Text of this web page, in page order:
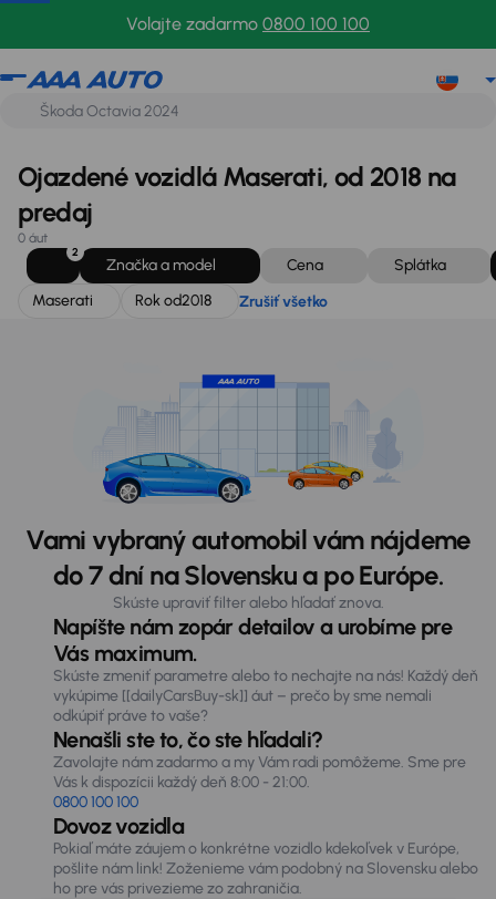
Volajte zadarmo 0800 100 100
Maserati
Ojazdené vozidlá Maserati, od 2018 na
predaj
0 áut
2
Značka a model Cena
Splátka
Maserati
Rok od2018 Zrušiť všetko
Vami vybraný automobil vám nájdeme
do 7 dní na Slovensku a po Európe.
Skúste upraviť filter alebo hľadať znova.
Napíšte nám zopár detailov a urobíme pre
Vás maximum.
Skúste zmeniť parametre alebo to nechajte na nás! Každý deň
vykúpime [[dailyCarsBuy-sk]] áut – prečo by sme nemali
odkúpiť práve to vaše?
Nenašli ste to, čo ste hľadali?
Zavolajte nám zadarmo a my Vám radi pomôžeme. Sme pre
Vás k dispozícii každý deň 8:00 - 21:00.
0800 100 100
Dovoz vozidla
Pokiaľ máte záujem o konkrétne vozidlo kdekoľvek v Európe,
pošlite nám link! Zoženieme vám podobný na Slovensku alebo
ho pre vás privezieme zo zahraničia.